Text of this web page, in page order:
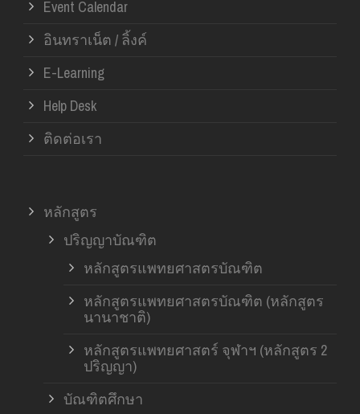
Event Calendar
อินทราเน็ต / ลิ้งค์
E-Learning
Help Desk
ติดต่อเรา
หลักสูตร
ปริญญาบัณฑิต
หลักสูตรแพทยศาสตรบัณฑิต
หลักสูตรแพทยศาสตรบัณฑิต (หลักสูตร
นานาชาติ)
หลักสูตรแพทยศาสตร์ จุฬาฯ (หลักสูตร 2
ปริญญา)
บัณฑิตศึกษา